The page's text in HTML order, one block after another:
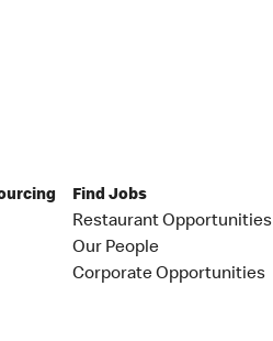
Find Jobs
Restaurant Opportunities
Our People
Corporate Opportunities